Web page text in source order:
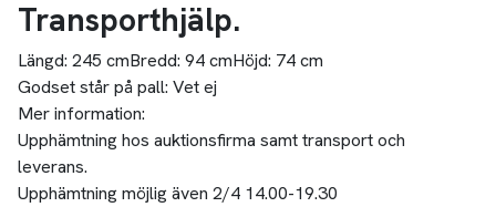
Transporthjälp.
Längd: 245 cmBredd: 94 cmHöjd: 74 cm
Godset står på pall: Vet ej
Mer information:
Upphämtning hos auktionsfirma samt transport och
leverans.
Upphämtning möjlig även 2/4 14.00-19.30